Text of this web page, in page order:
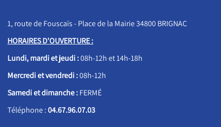
1, route de Fouscaïs - Place de la Mairie 34800 BRIGNAC
HORAIRES D'OUVERTURE :
Lundi, mardi et jeudi :08h-12h et 14h-18h
Mercredi et vendredi :08h-12h
Samedi et dimanche :FERMÉ
Téléphone :04.67.96.07.03